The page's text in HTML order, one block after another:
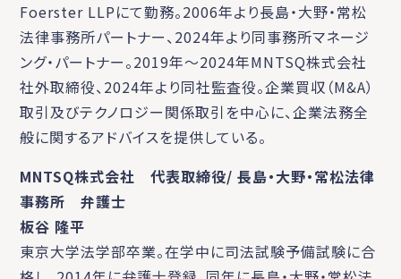
Foerster LLPにて勤務。2006年より長島・大野・常松
法律事務所パートナー、2024年より同事務所マネージ
ング・パートナー。2019年～2024年MNTSQ株式会社
社外取締役、2024年より同社監査役。企業買収（M&A）
取引及びテクノロジー関係取引を中心に、企業法務全
般に関するアドバイスを提供している。
MNTSQ株式会社 代表取締役/ 長島・大野・常松法律
事務所 弁護士
板谷 隆平
東京大学法学部卒業。在学中に司法試験予備試験に合